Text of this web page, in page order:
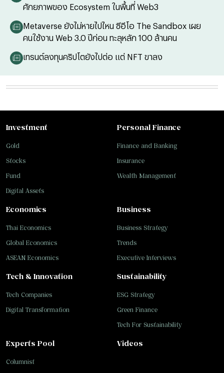
ศักยภาพของ Ecosystem ในพื้นที่ Web3
Metaverse ยังไม่หายไปไหน ซีอีโอ The Sandbox เผย
คนใช้งาน Web 3.0 ปีก่อน ทะลุหลัก 100 ล้านคน
เทรนต์ลงทุนคริปโตยังไปต่อ แต่ NFT ขาลง
Investment
Gold
Stocks
Fund
Digital Assets
Personal Finance
Finance and Banking
Insurance
Wealth Management
Business
Business Strategy
Trends
Executive Interviews
Tech & Innovation
Tech Companies
Digital Transformation
Sustainability
ESG Strategy
Green Finance
Tech For Sustainability
Economics
Thai Economics
Global Economics
ASEAN Economics
Experts Pool
Columnist
Videos